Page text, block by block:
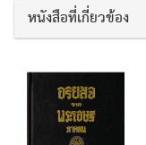
หนังสือที่เกี่ยวข้อง